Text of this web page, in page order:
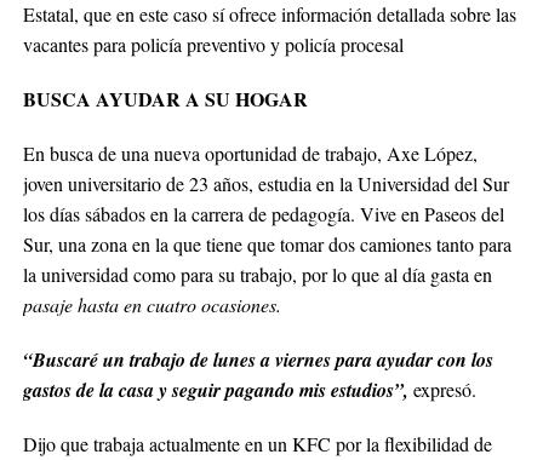
Estatal, que en este caso sí ofrece información detallada sobre las
vacantes para policía preventivo y policía procesal
BUSCA AYUDAR A SU HOGAR
En busca de una nueva oportunidad de trabajo, Axe López,
joven universitario de 23 años, estudia en la Universidad del Sur
los días sábados en la carrera de pedagogía. Vive en Paseos del
Sur, una zona en la que tiene que tomar dos camiones tanto para
la universidad como para su trabajo, por lo que al día gasta en
pasaje hasta en cuatro ocasiones.
“Buscaré un trabajo de lunes a viernes para ayudar con los
gastos de la casa y seguir pagando mis estudios”, expresó.
Dijo que trabaja actualmente en un KFC por la flexibilidad de